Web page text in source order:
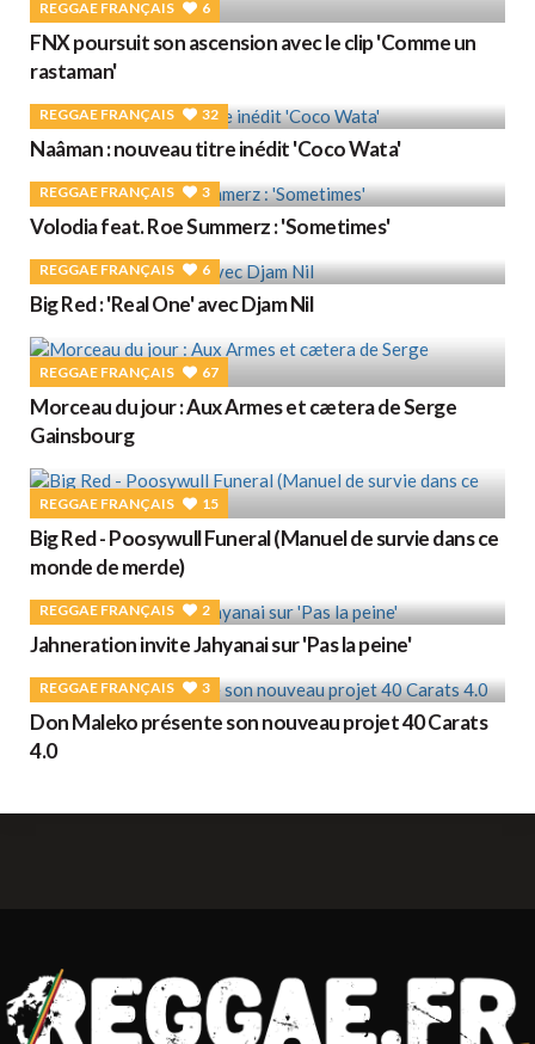
REGGAE FRANÇAIS 6
FNX poursuit son ascension avec le clip 'Comme un
rastaman'
REGGAE FRANÇAIS 32
Naâman : nouveau titre inédit 'Coco Wata'
REGGAE FRANÇAIS 3
Volodia feat. Roe Summerz : 'Sometimes'
REGGAE FRANÇAIS 6
Big Red : 'Real One' avec Djam Nil
REGGAE FRANÇAIS 67
Morceau du jour : Aux Armes et cætera de Serge
Gainsbourg
REGGAE FRANÇAIS 15
Big Red - Poosywull Funeral (Manuel de survie dans ce
monde de merde)
REGGAE FRANÇAIS 2
Jahneration invite Jahyanai sur 'Pas la peine'
REGGAE FRANÇAIS 3
Don Maleko présente son nouveau projet 40 Carats
4.0